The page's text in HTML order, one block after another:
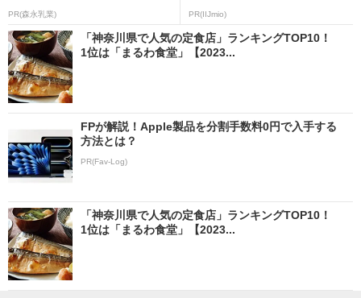
PR(森永乳業) PR(IIJmio)
「神奈川県で人気の定食店」ランキングTOP10！
1位は「まるわ食堂」【2023...
FPが解説！Apple製品を分割手数料0円で入手する
方法とは？
PR(Fav-Log)
「神奈川県で人気の定食店」ランキングTOP10！
1位は「まるわ食堂」【2023...